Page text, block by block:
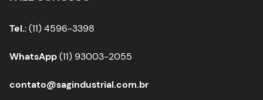
Tel.: (11) 4596-3398
WhatsApp(11) 93003-2055
contato@sagindustrial.com.br